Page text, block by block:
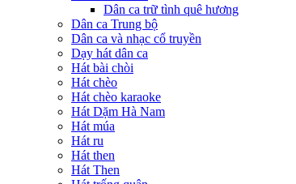
Dân ca trữ tình quê hương
Dân ca Trung bộ
Dân ca và nhạc cổ truyền
Dạy hát dân ca
Hát bài chòi
Hát chèo
Hát chèo karaoke
Hát Dặm Hà Nam
Hát múa
Hát ru
Hát then
Hát Then